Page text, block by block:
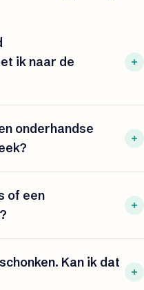
ik naar de
onderhandse
of een
Kan ik dat